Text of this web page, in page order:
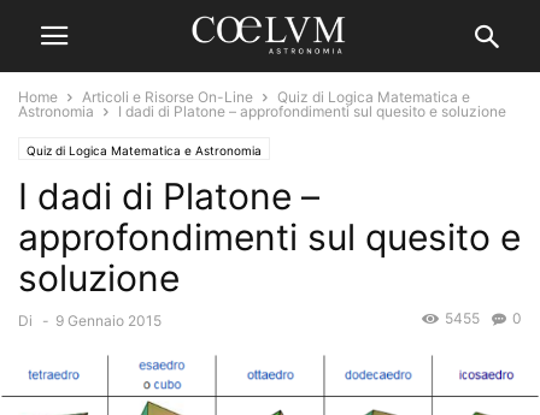
Home Articoli e Risorse On-Line
Quiz di Logica Matematica e
Astronomia
I dadi di Platone – approfondimenti sul quesito e soluzione
Quiz di Logica Matematica e Astronomia
I dadi di Platone –
approfondimenti sul quesito e
soluzione
Di - 9 Gennaio 2015 0
5455